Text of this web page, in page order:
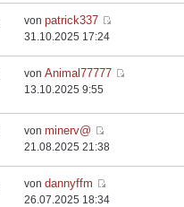
vonpatrick337
31.10.2025 17:24
vonAnimal77777
13.10.2025 9:55
vonminerv@
21.08.2025 21:38
vondannyffm
26.07.2025 18:34